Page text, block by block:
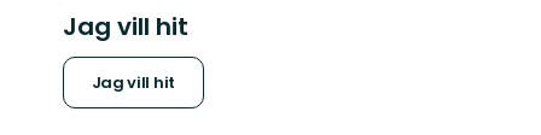
Jag vill hit
Jag vill hit